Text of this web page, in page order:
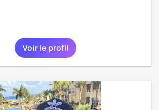
Voir le profil